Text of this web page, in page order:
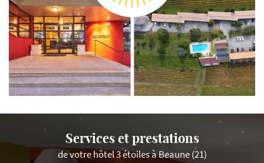
Services et prestations
de votre hôtel 3 étoiles à Beaune (21)